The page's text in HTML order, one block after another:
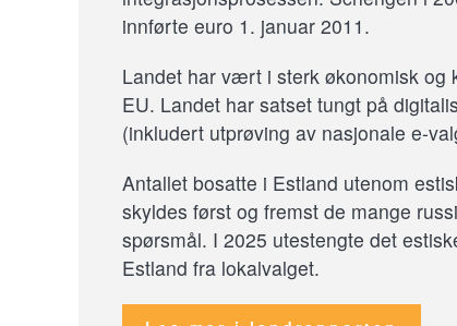
innførte euro 1. januar 2011.
Landet har vært i sterk økonomisk og
EU. Landet har satset tungt på
(inkludert utprøving av nasjonale e-
Antallet bosatte i Estland utenom
skyldes først og fremst de mange
spørsmål. I 2025 utestengte det
Estland fra lokalvalget.